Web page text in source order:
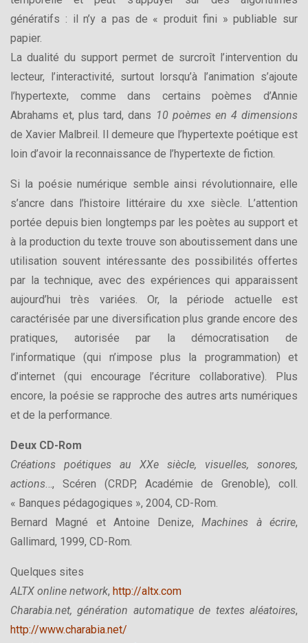
génératifs : il n’y a pas de « produit fini » publiable sur
papier.
La dualité du support permet de surcroît l’intervention du
lecteur, l’interactivité, surtout lorsqu’à l’animation s’ajoute
l’hypertexte, comme dans certains poèmes d’Annie
Abrahams et, plus tard, dans 10 poèmes en 4 dimensions
de Xavier Malbreil. Il demeure que l’hypertexte poétique est
loin d’avoir la reconnaissance de l’hypertexte de fiction.
Si la poésie numérique semble ainsi révolutionnaire, elle
s’ancre dans l’histoire littéraire du xxe siècle. L’attention
portée depuis bien longtemps par les poètes au support et
à la production du texte trouve son aboutissement dans une
utilisation souvent intéressante des possibilités offertes
par la technique, avec des expériences qui apparaissent
aujourd’hui très variées. Or, la période actuelle est
caractérisée par une diversification plus grande encore des
pratiques, autorisée par la démocratisation de
l’informatique (qui n’impose plus la programmation) et
d’internet (qui encourage l’écriture collaborative). Plus
encore, la poésie se rapproche des autres arts numériques
et de la performance.
Deux CD-Rom
Créations poétiques au XXe siècle, visuelles, sonores,
actions…, Scéren (CRDP, Académie de Grenoble), coll.
« Banques pédagogiques », 2004, CD-Rom.
Bernard Magné et Antoine Denize,Machines à écrire,
Gallimard, 1999, CD-Rom.
Quelques sites
ALTX online network, http://altx.com
Charabia.net, génération automatique de textes aléatoires,
http://www.charabia.net/